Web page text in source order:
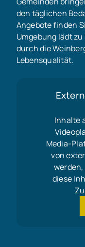
den täglichen
Angebote finden
Umgebung lädt
durch die
Lebensqualität.
Inhalte
Media-
von
diese